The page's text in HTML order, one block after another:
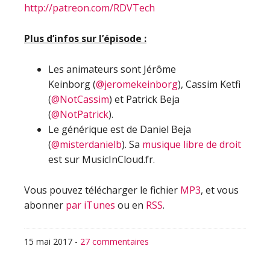
http://patreon.com/RDVTech
Plus d’infos sur l’épisode :
Les animateurs sont Jérôme
Keinborg (@jeromekeinborg), Cassim Ketfi
(@NotCassim) et Patrick Beja
(@NotPatrick).
Le générique est de Daniel Beja
(@misterdanielb). Sa musique libre de droit
est sur MusicInCloud.fr.
Vous pouvez télécharger le fichier MP3, et vous
abonner par iTunes ou en RSS.
15 mai 2017 - 27 commentaires